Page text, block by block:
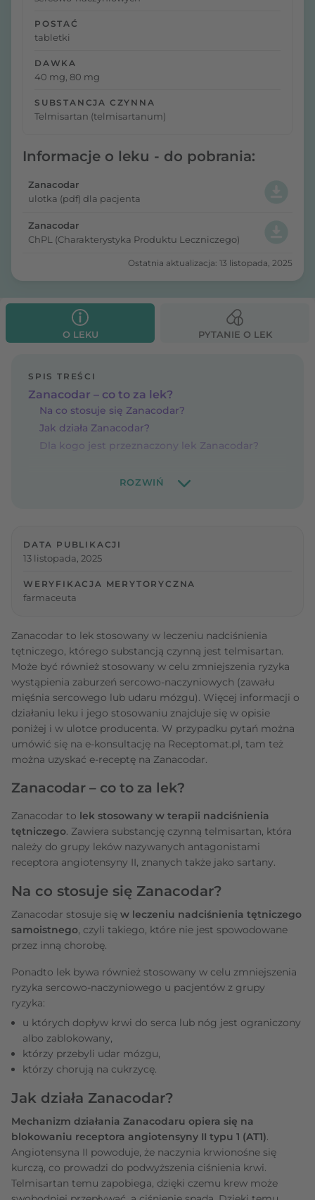
POSTAĆ
tabletki
DAWKA
40 mg, 80 mg
SUBSTANCJA CZYNNA
Telmisartan (telmisartanum)
Informacje o leku - do pobrania:
Zanacodar
ulotka (pdf) dla pacjenta
Zanacodar
ChPL (Charakterystyka Produktu Leczniczego)
Ostatnia aktualizacja: 13 listopada, 2025
O LEKU PYTANIE O LEK
SPIS TREŚCI
Zanacodar – co to za lek?
Na co stosuje się Zanacodar?
Jak działa Zanacodar?
Dla kogo jest przeznaczony lek Zanacodar?
DATA PUBLIKACJI
13 listopada, 2025
WERYFIKACJA MERYTORYCZNA
farmaceuta
Zanacodar to lek stosowany w leczeniu nadciśnienia
tętniczego, którego substancją czynną jest telmisartan.
Może być również stosowany w celu zmniejszenia ryzyka
wystąpienia zaburzeń sercowo-naczyniowych (zawału
mięśnia sercowego lub udaru mózgu). Więcej informacji o
działaniu leku i jego stosowaniu znajduje się w opisie
poniżej i w ulotce producenta. W przypadku pytań można
umówić się na e-konsultację na Receptomat.pl, tam też
można uzyskać e-receptę na Zanacodar.
Zanacodar – co to za lek?
Zanacodar to lek stosowany w terapii nadciśnienia
tętniczego. Zawiera substancję czynną telmisartan, która
należy do grupy leków nazywanych antagonistami
receptora angiotensyny II, znanych także jako sartany.
Na co stosuje się Zanacodar?
Zanacodar stosuje się w leczeniu nadciśnienia tętniczego
samoistnego, czyli takiego, które nie jest spowodowane
przez inną chorobę.
Ponadto lek bywa również stosowany w celu zmniejszenia
ryzyka sercowo-naczyniowego u pacjentów z grupy
ryzyka:
u których dopływ krwi do serca lub nóg jest ograniczony
albo zablokowany,
którzy przebyli udar mózgu,
którzy chorują na cukrzycę.
Jak działa Zanacodar?
Mechanizm działania Zanacodaru opiera się na
blokowaniu receptora angiotensyny II typu 1 (AT1).
Angiotensyna II powoduje, że naczynia krwionośne się
kurczą, co prowadzi do podwyższenia ciśnienia krwi.
Telmisartan temu zapobiega, dzięki czemu krew może